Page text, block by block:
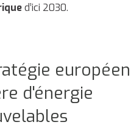
d’ici 2030.
d'énergie